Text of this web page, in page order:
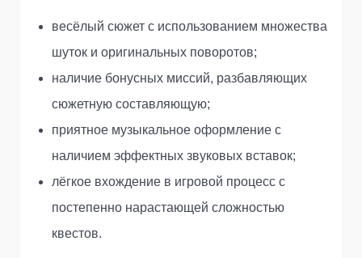
весёлый сюжет с использованием множества
шуток и оригинальных поворотов;
наличие бонусных миссий, разбавляющих
сюжетную составляющую;
приятное музыкальное оформление с
наличием эффектных звуковых вставок;
лёгкое вхождение в игровой процесс с
постепенно нарастающей сложностью
квестов.